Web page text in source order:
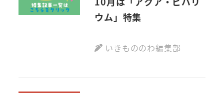
ウム」特集
いきもののわ編集部